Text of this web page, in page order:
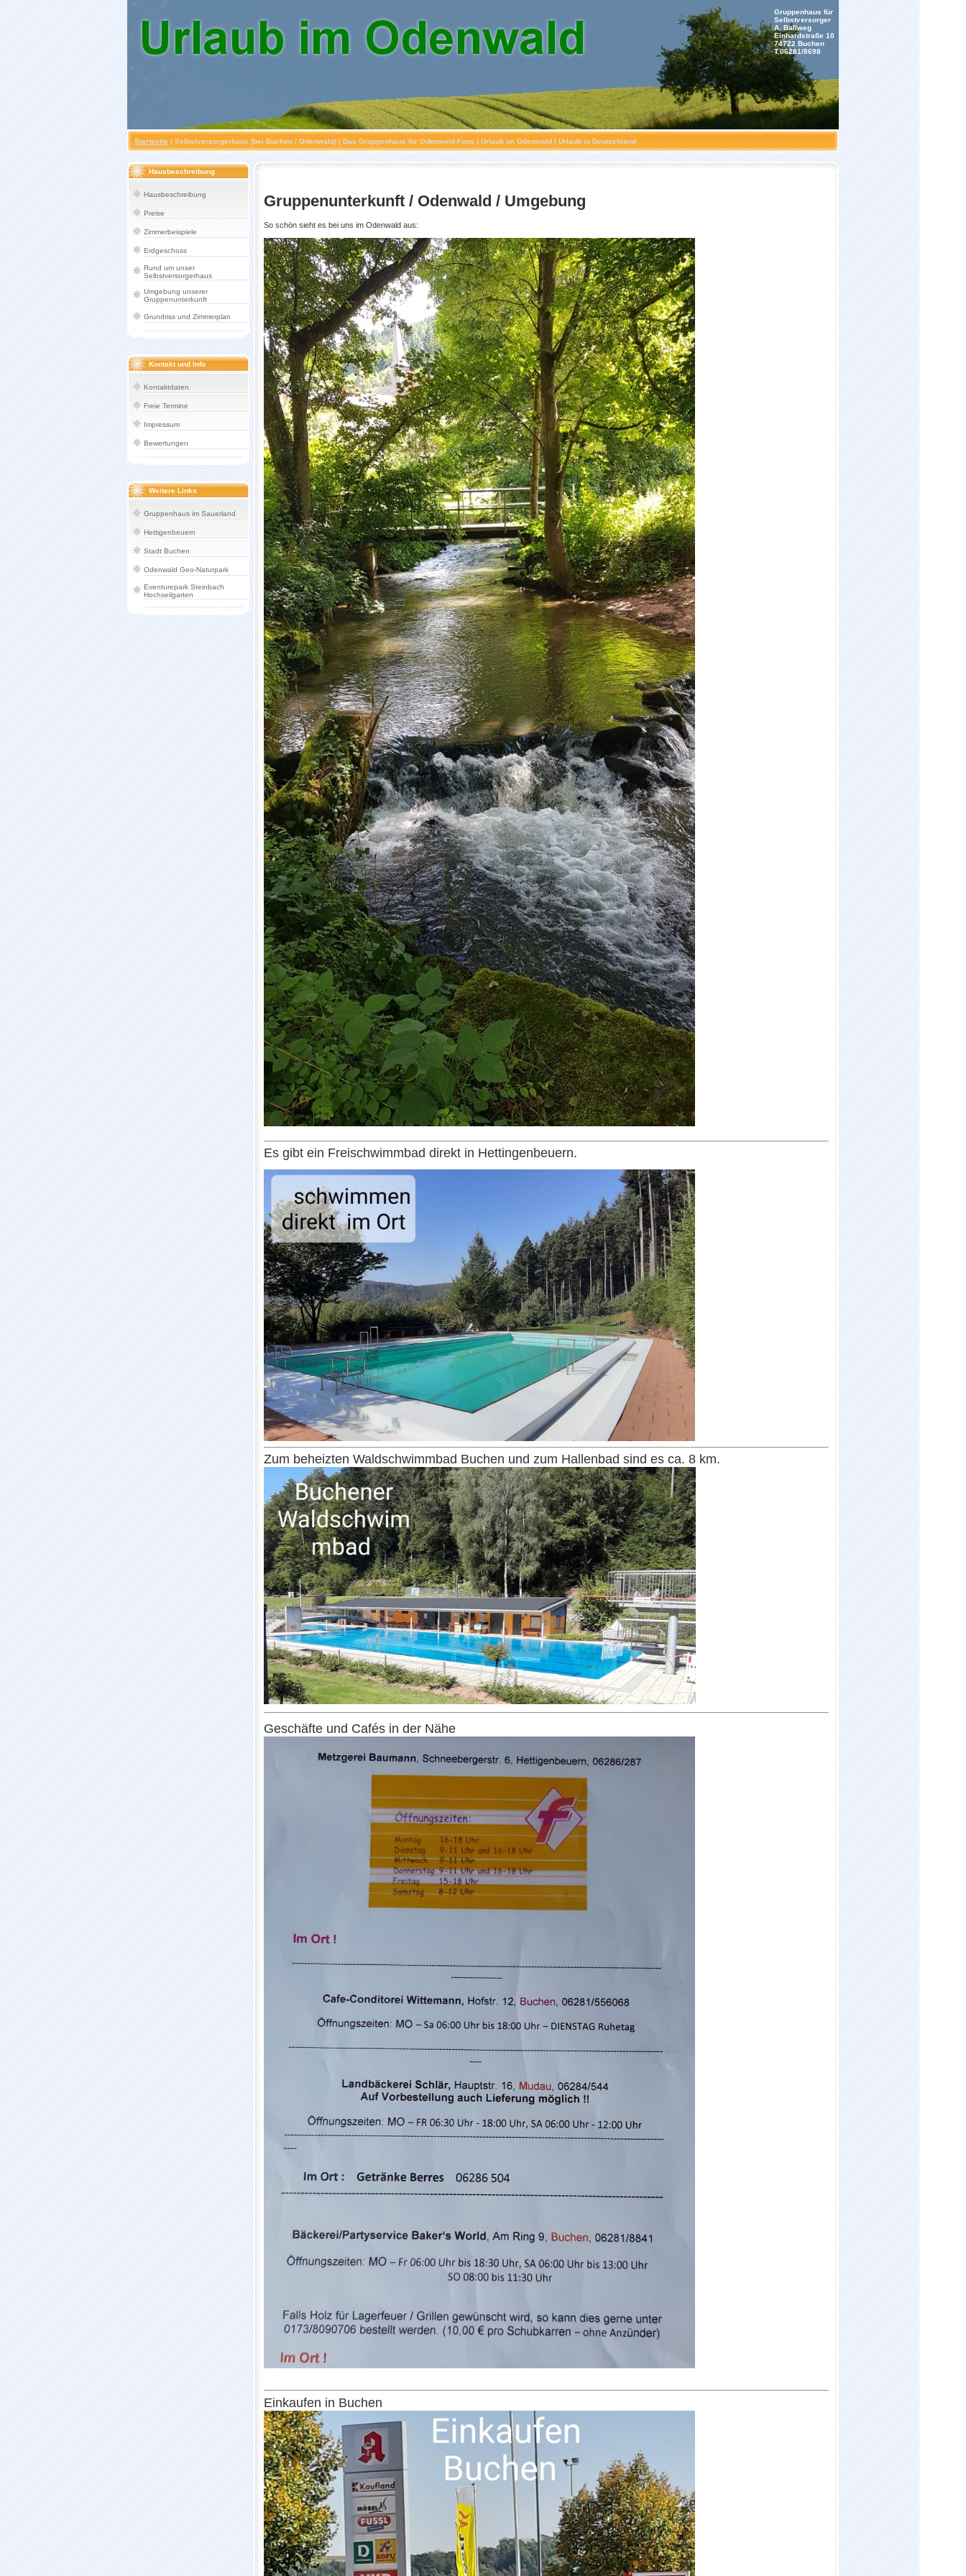
Gruppenhaus für
Selbstversorger
A. Ballweg
Einhardstraße 10
74722 Buchen
T.06281/8698
Startseite | Selbstversorgerhaus (bei Buchen / Odenwald) | Das Gruppenhaus für Odenwald-Fans | Urlaub im Odenwald | Urlaub in Deutschland
Hausbeschreibung
Hausbeschreibung
Preise
Zimmerbeispiele
Erdgeschoss
Rund um unser
Selbstversorgerhaus
Umgebung unserer
Gruppenunterkunft
Grundriss und Zimmerplan
Kontakt und Info
Kontaktdaten
Freie Termine
Impressum
Bewertungen
Weitere Links
Gruppenhaus im Sauerland
Hettigenbeuern
Stadt Buchen
Odenwald Geo-Naturpark
Eventurepark Steinbach
Hochseilgarten
Gruppenunterkunft / Odenwald / Umgebung
So schön sieht es bei uns im Odenwald aus:
Es gibt ein Freischwimmbad direkt in Hettingenbeuern.
Zum beheizten Waldschwimmbad Buchen und zum Hallenbad sind es ca. 8 km.
Geschäfte und Cafés in der Nähe
Einkaufen in Buchen